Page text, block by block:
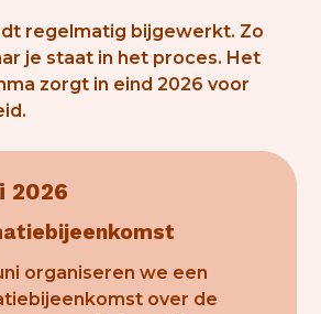
regelmatig bijgewerkt. Zo
je staat in het proces. Het
zorgt in eind 2026 voor
2026
organiseren we een
over de